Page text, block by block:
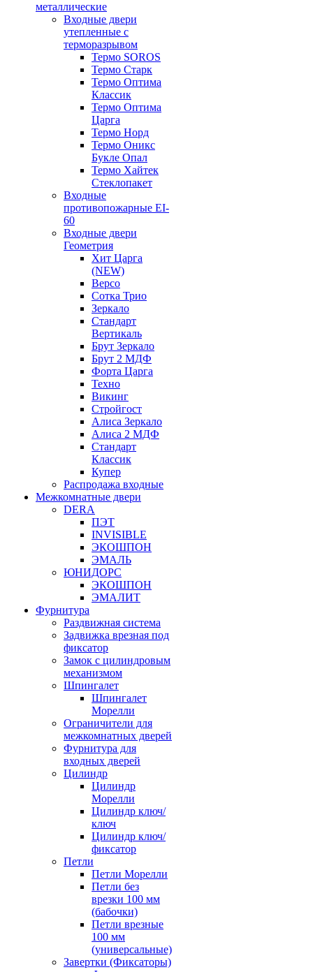
металлические
Входные двери
утепленные с
терморазрывом
Термо SOROS
Термо Старк
Термо Оптима
Классик
Термо Оптима
Царга
Термо Норд
Термо Оникс
Букле Опал
Термо Хайтек
Стеклопакет
Входные
противопожарные EI-
60
Входные двери
Геометрия
Хит Царга
(NEW)
Версо
Сотка Трио
Зеркало
Стандарт
Вертикаль
Брут Зеркало
Брут 2 МДФ
Форта Царга
Техно
Викинг
Стройгост
Алиса Зеркало
Алиса 2 МДФ
Стандарт
Классик
Купер
Распродажа входные
Межкомнатные двери
DERA
ПЭТ
INVISIBLE
ЭКОШПОН
ЭМАЛЬ
ЮНИДОРС
ЭКОШПОН
ЭМАЛИТ
Фурнитура
Раздвижная система
Задвижка врезная под
фиксатор
Замок с цилиндровым
механизмом
Шпингалет
Шпингалет
Морелли
Ограничители для
межкомнатных дверей
Фурнитура для
входных дверей
Цилиндр
Цилиндр
Морелли
Цилиндр ключ/
ключ
Цилиндр ключ/
фиксатор
Петли
Петли Морелли
Петли без
врезки 100 мм
(бабочки)
Петли врезные
100 мм
(универсальные)
Завертки (Фиксаторы)